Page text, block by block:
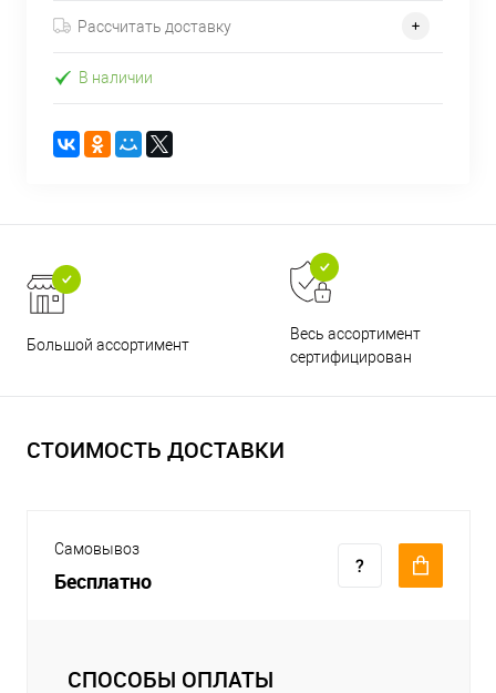
Рассчитать доставку
В наличии
Большой ассортимент
Весь ассортимент
сертифицирован
СТОИМОСТЬ ДОСТАВКИ
Самовывоз
Бесплатно
СПОСОБЫ ОПЛАТЫ